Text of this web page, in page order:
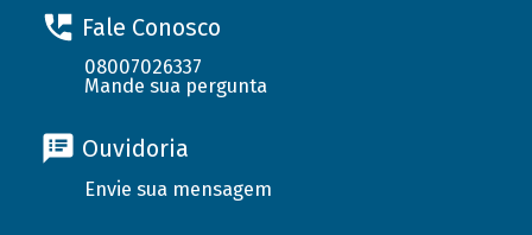
Fale Conosco
08007026337
Mande sua pergunta
Ouvidoria
Envie sua mensagem